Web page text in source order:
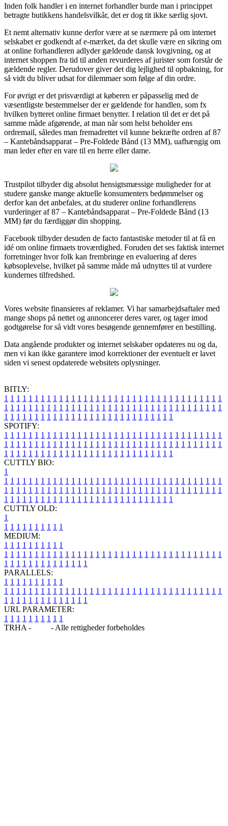
Inden folk handler i en internet forhandler burde man i princippet
betragte butikkens handelsvilkår, det er dog tit ikke særlig sjovt.
Et nemt alternativ kunne derfor være at se nærmere på om internet
selskabet er godkendt af e-mærket, da det skulle være en sikring om
at online forhandleren adlyder gældende dansk lovgivning, og at
internet shoppen fra tid til anden revurderes af jurister som forstår de
gældende regler. Derudover giver det dig lejlighed til opbakning, for
så vidt du bliver udsat for dilemmaer som følge af din ordre.
For øvrigt er det prisværdigt at køberen er påpasselig med de
væsentligste bestemmelser der er gældende for handlen, som fx
hvilken bytteret online firmaet benytter. I relation til det er det på
samme måde afgørende, at man når som helst beholder ens
ordremail, således man fremadrettet vil kunne bekræfte ordren af 87
– Kantebåndsapparat – Pre-Foldede Bånd (13 MM), uafhængig om
man leder efter en vare til en herre eller dame.
Trustpilot tilbyder dig absolut hensigtsmæssige muligheder for at
studere ganske mange aktuelle konsumenters bedømmelser og
derfor kan det anbefales, at du studerer online forhandlerens
vurderinger af 87 – Kantebåndsapparat – Pre-Foldede Bånd (13
MM) før du færdiggør din shopping.
Facebook tilbyder desuden de facto fantastiske metoder til at få en
idé om online firmaets troværdighed. Foruden det ses faktisk internet
forretninger hvor folk kan frembringe en evaluering af deres
købsoplevelse, hvilket på samme måde må udnyttes til at vurdere
kundernes tilfredshed.
Vores website finansieres af reklamer. Vi har samarbejdsaftaler med
mange shops på nettet og annoncerer deres varer, og tager imod
godtgørelse for så vidt vores besøgende gennemfører en bestilling.
Data angående produkter og internet selskaber opdateres nu og da,
men vi kan ikke garantere imod korrektioner der eventuelt er lavet
siden vi senest opdaterede websitets oplysninger.
BITLY:
1 1 1 1 1 1 1 1 1 1 1 1 1 1 1 1 1 1 1 1 1 1 1 1 1 1 1 1 1 1 1 1 1 1 1 1
1 1 1 1 1 1 1 1 1 1 1 1 1 1 1 1 1 1 1 1 1 1 1 1 1 1 1 1 1 1 1 1 1 1 1 1
1 1 1 1 1 1 1 1 1 1 1 1 1 1 1 1 1 1 1 1 1 1 1 1 1 1 1 1
SPOTIFY:
1 1 1 1 1 1 1 1 1 1 1 1 1 1 1 1 1 1 1 1 1 1 1 1 1 1 1 1 1 1 1 1 1 1 1 1
1 1 1 1 1 1 1 1 1 1 1 1 1 1 1 1 1 1 1 1 1 1 1 1 1 1 1 1 1 1 1 1 1 1 1 1
1 1 1 1 1 1 1 1 1 1 1 1 1 1 1 1 1 1 1 1 1 1 1 1 1 1 1 1
CUTTLY BIO:
1
1 1 1 1 1 1 1 1 1 1 1 1 1 1 1 1 1 1 1 1 1 1 1 1 1 1 1 1 1 1 1 1 1 1 1 1
1 1 1 1 1 1 1 1 1 1 1 1 1 1 1 1 1 1 1 1 1 1 1 1 1 1 1 1 1 1 1 1 1 1 1 1
1 1 1 1 1 1 1 1 1 1 1 1 1 1 1 1 1 1 1 1 1 1 1 1 1 1 1 1
CUTTLY OLD:
1
1 1 1 1 1 1 1 1 1 1
MEDIUM:
1 1 1 1 1 1 1 1 1 1
1 1 1 1 1 1 1 1 1 1 1 1 1 1 1 1 1 1 1 1 1 1 1 1 1 1 1 1 1 1 1 1 1 1 1 1
1 1 1 1 1 1 1 1 1 1 1 1 1 1
PARALLELS:
1 1 1 1 1 1 1 1 1 1
1 1 1 1 1 1 1 1 1 1 1 1 1 1 1 1 1 1 1 1 1 1 1 1 1 1 1 1 1 1 1 1 1 1 1 1
1 1 1 1 1 1 1 1 1 1 1 1 1 1
URL PARAMETER:
1 1 1 1 1 1 1 1 1 1
TRHA -
- Alle rettigheder forbeholdes